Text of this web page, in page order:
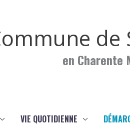
de
en Charente
VIE QUOTIDIENNE